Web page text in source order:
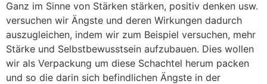
Ganz im Sinne von Stärken stärken, positiv denken usw.
versuchen wir Ängste und deren Wirkungen dadurch
auszugleichen, indem wir zum Beispiel versuchen, mehr
Stärke und Selbstbewusstsein aufzubauen. Dies wollen
wir als Verpackung um diese Schachtel herum packen
und so die darin sich befindlichen Ängste in der